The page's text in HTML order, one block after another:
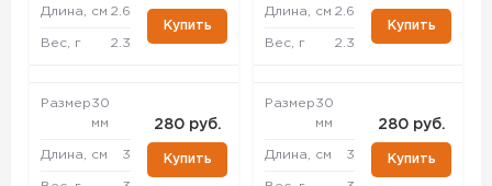
Длина, см 2.6
Вес, г 2.3
Купить
Размер30
мм
Длина, см 3
280 руб.
Купить
Длина, см 2.6
Вес, г 2.3
Купить
Размер30
мм
Длина, см 3
280 руб.
Купить